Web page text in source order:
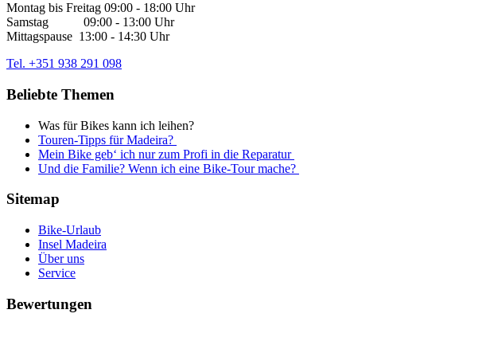
Montag bis Freitag 09:00 - 18:00 Uhr
Samstag 09:00 - 13:00 Uhr
Mittagspause 13:00 - 14:30 Uhr
Tel. +351 938 291 098
Beliebte Themen
Was für Bikes kann ich leihen?
Touren-Tipps für Madeira?
Mein Bike geb‘ ich nur zum Profi in die Reparatur
Und die Familie? Wenn ich eine Bike-Tour mache?
Sitemap
Bike-Urlaub
Insel Madeira
Über uns
Service
Bewertungen